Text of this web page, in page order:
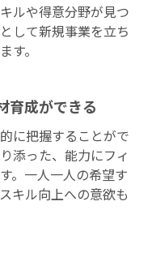
ルや得意分野が見つ
して新規事業を立ち
す。
育成ができる
に把握することがで
添った、能力にフィ
。一人一人の希望す
キル向上への意欲も